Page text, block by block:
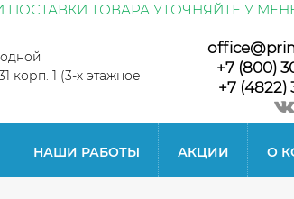
ТОВАРА УТОЧНЯЙТЕ У
корп. 1 (3-х этажное
+7 (800)
+7 (4822)
НАШИ РАБОТЫ АКЦИИ О